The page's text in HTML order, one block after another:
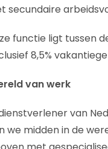
secundaire
functie ligt tussen
8,5%
van werk
van
we midden in de